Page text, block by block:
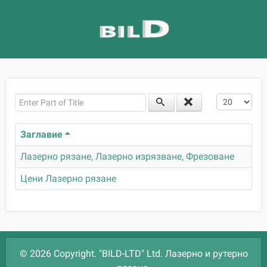
Enter Part of Title Покажи
Заглавие
Лазерно рязане, Лазерно изрязване, Фрезоване
Цени Лазерно рязане
© 2026 Copyright. "BILD-LTD" Ltd. Лазерно и рутерно